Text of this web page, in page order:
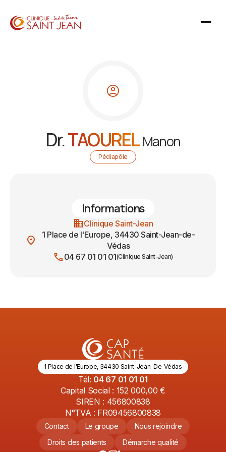
Dr.TAOUREL Manon
Pédiapôle
Informations
domainClinique Saint-Jean
location_on
1 Place de l'Europe, 34430 Saint-Jean-de-
Védas
call 04 67 01 01 01(Clinique Saint-Jean)
1 Place de l'Europe, 34430 Saint-Jean-De-Védas
Tél: 04 67 01 01 01
Capital Social : 152 000,00 €
SIREN : 456800838
N°TVA : FR09456800838
Contact Le groupe
Nous rejoindre
Droits des patients
Démarche qualité